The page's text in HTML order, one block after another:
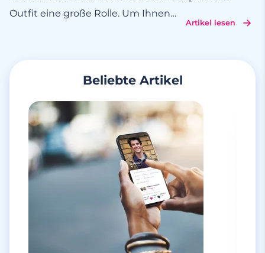
Outfit eine große Rolle. Um Ihnen…
Artikel lesen
Beliebte Artikel